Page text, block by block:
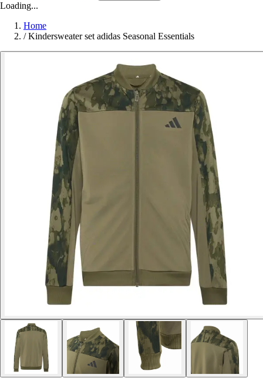
Loading...
Home
/ Kindersweater set adidas Seasonal Essentials